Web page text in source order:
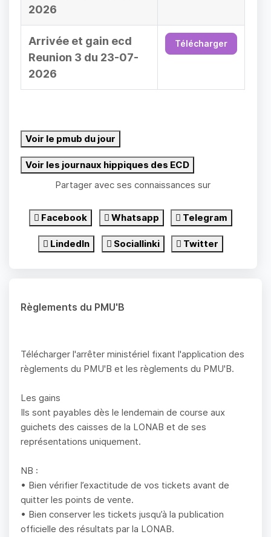
2026
Arrivée et gain ecd
Reunion 3 du 23-07-
2026
Télécharger
Voir le pmub du jour
Voir les journaux hippiques des ECD
Partager avec ses connaissances sur
Facebook Whatsapp Telegram
LindedIn Sociallinki Twitter
Règlements du PMU'B
Télécharger l'arrêter ministériel fixant l'application des
règlements du PMU'B et les règlements du PMU'B.
Les gains
Ils sont payables dès le lendemain de course aux
guichets des caisses de la LONAB et de ses
représentations uniquement.
NB :
• Bien vérifier l’exactitude de vos tickets avant de
quitter les points de vente.
• Bien conserver les tickets jusqu’à la publication
officielle des résultats par la LONAB.